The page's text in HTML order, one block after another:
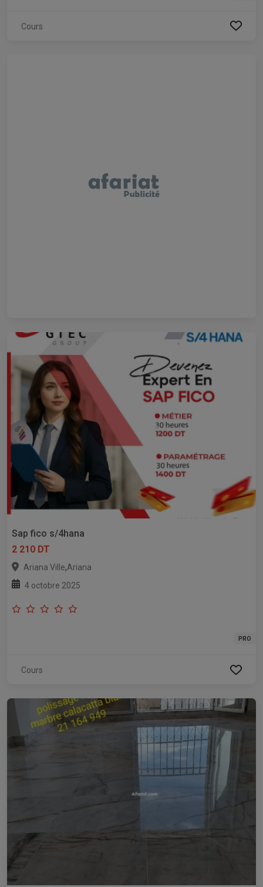
Cours
Sap fico s/4hana
2 210 DT
Ariana Ville,Ariana
4 octobre 2025
PRO
Cours